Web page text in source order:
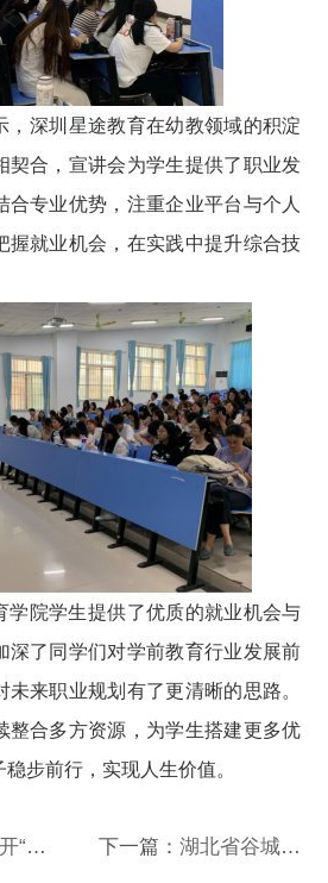
，深圳星途教育在幼教领域的积淀
契合，宣讲会为学生提供了职业发
合专业优势，注重企业平台与个人
握就业机会，在实践中提升综合技
学院学生提供了优质的就业机会与
深了同学们对学前教育行业发展前
来职业规划有了更清晰的思路。
整合多方资源，为学生搭建更多优
步前行，实现人生价值。
“校
下一篇：湖北省谷城县